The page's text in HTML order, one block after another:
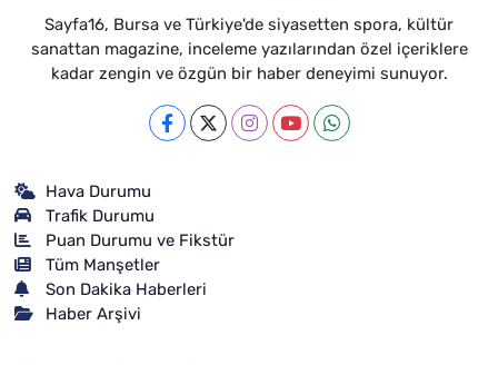
Sayfa16, Bursa ve Türkiye'de siyasetten spora, kültür
sanattan magazine, inceleme yazılarından özel içeriklere
kadar zengin ve özgün bir haber deneyimi sunuyor.
Hava Durumu
Trafik Durumu
Puan Durumu ve Fikstür
Tüm Manşetler
Son Dakika Haberleri
Haber Arşivi